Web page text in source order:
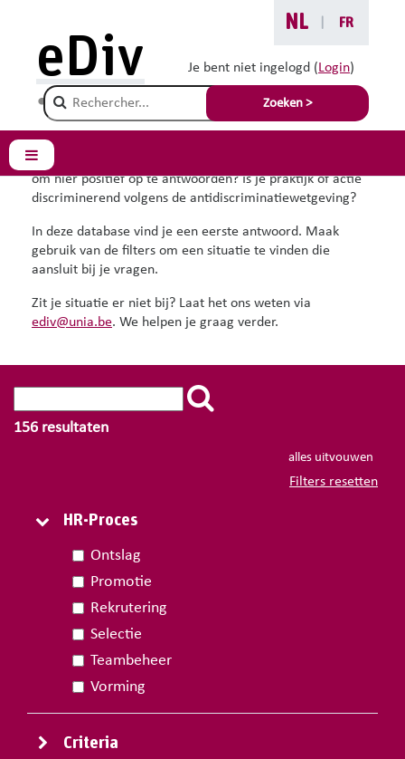
NL FR
Je bent niet ingelogd (Login)
Champ de recherche
Zoeken >
eDiv
Zijpaneel
Je bent hier :
Situaties met advies
Hoe reageer je op diversiteitsvragen ? Ben je verplicht
om hier positief op te antwoorden? Is je praktijk of actie
discriminerend volgens de antidiscriminatiewetgeving?
In deze database vind je een eerste antwoord. Maak
gebruik van de filters om een situatie te vinden die
aansluit bij je vragen.
Zit je situatie er niet bij? Laat het ons weten via
ediv@unia.be. We helpen je graag verder.
156 resultaten
alles uitvouwen
Filters resetten
HR-Proces
HR-ProcesHR-Proces
Ontslag
Promotie
Rekrutering
Selectie
Teambeheer
Vorming
Criteria
CriteriaCriteria